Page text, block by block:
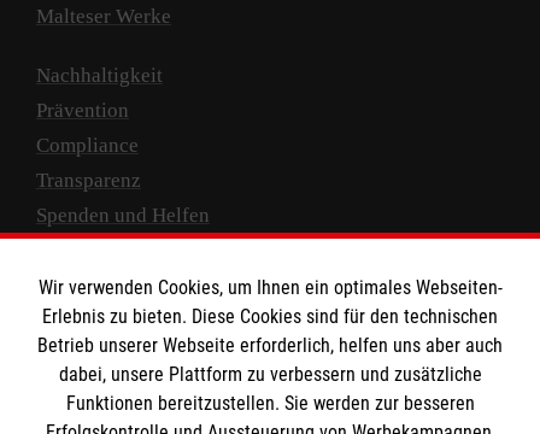
Malteser Werke
Nachhaltigkeit
Prävention
Compliance
Transparenz
Spenden und Helfen
Empfänger: Malteser Hilfsdienst e.V.
IBAN: DE10 3706 0120 1201 2000 12
BIC: GENODED 1PA7
Wir verwenden Cookies, um Ihnen ein optimales Webseiten-
Erlebnis zu bieten. Diese Cookies sind für den technischen
Betrieb unserer Webseite erforderlich, helfen uns aber auch
dabei, unsere Plattform zu verbessern und zusätzliche
Funktionen bereitzustellen. Sie werden zur besseren